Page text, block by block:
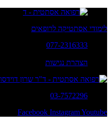
לימודי אסתטיקה לרופאים
077-2316333
הצהרת נגישות
03-7572296
Facebook InstagramYoutube